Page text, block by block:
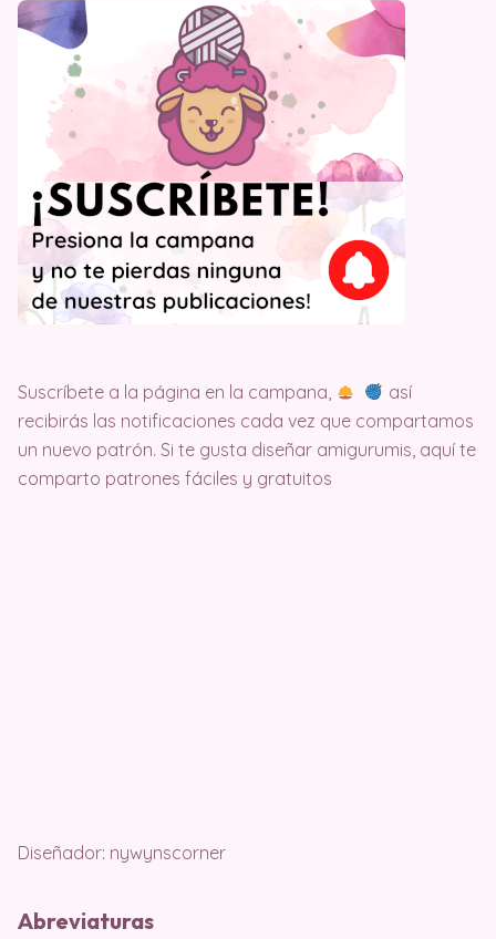
Suscríbete a la página en la campana,
así
recibirás las notificaciones cada vez que compartamos
un nuevo patrón. Si te gusta diseñar amigurumis, aquí te
comparto patrones fáciles y gratuitos
Diseñador: nywynscorner
Abreviaturas